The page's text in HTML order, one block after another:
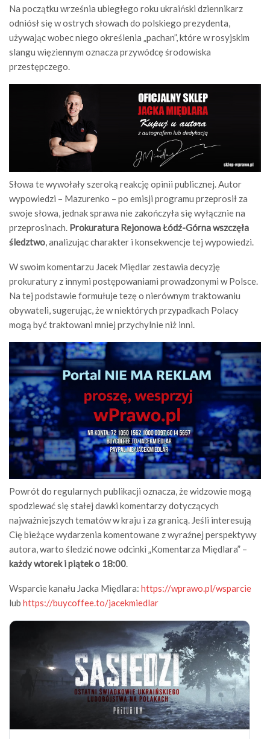
Na początku września ubiegłego roku ukraiński dziennikarz
odniósł się w ostrych słowach do polskiego prezydenta,
używając wobec niego określenia „pachan”, które w rosyjskim
slangu więziennym oznacza przywódcę środowiska
przestępczego.
Słowa te wywołały szeroką reakcję opinii publicznej. Autor
wypowiedzi – Mazurenko – po emisji programu przeprosił za
swoje słowa, jednak sprawa nie zakończyła się wyłącznie na
przeprosinach. Prokuratura Rejonowa Łódź-Górna wszczęła
śledztwo, analizując charakter i konsekwencje tej wypowiedzi.
W swoim komentarzu Jacek Międlar zestawia decyzję
prokuratury z innymi postępowaniami prowadzonymi w Polsce.
Na tej podstawie formułuje tezę o nierównym traktowaniu
obywateli, sugerując, że w niektórych przypadkach Polacy
mogą być traktowani mniej przychylnie niż inni.
Powrót do regularnych publikacji oznacza, że widzowie mogą
spodziewać się stałej dawki komentarzy dotyczących
najważniejszych tematów w kraju i za granicą. Jeśli interesują
Cię bieżące wydarzenia komentowane z wyraźnej perspektywy
autora, warto śledzić nowe odcinki „Komentarza Międlara” –
każdy wtorek i piątek o 18:00.
Wsparcie kanału Jacka Międlara: https://wprawo.pl/wsparcie
lub https://buycoffee.to/jacekmiedlar